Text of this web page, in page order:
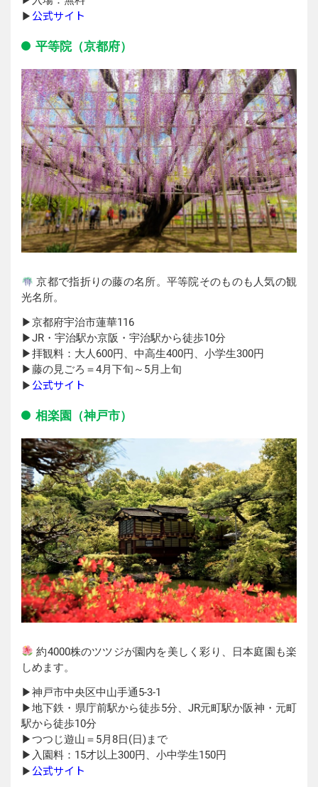
▶︎ 公式サイト
平等院（京都府）
京都で指折りの藤の名所。平等院そのものも人気の観
光名所。
▶︎京都府宇治市蓮華116
▶︎JR・宇治駅か京阪・宇治駅から徒歩10分
▶︎拝観料：大人600円、中高生400円、小学生300円
▶︎藤の見ごろ＝4月下旬～5月上旬
▶︎ 公式サイト
相楽園（神戸市）
約4000株のツツジが園内を美しく彩り、日本庭園も楽
しめます。
▶︎神戸市中央区中山手通5-3-1
▶︎地下鉄・県庁前駅から徒歩5分、JR元町駅か阪神・元町
駅から徒歩10分
▶︎つつじ遊山＝5月8日(日)まで
▶︎入園料：15才以上300円、小中学生150円
▶︎ 公式サイト